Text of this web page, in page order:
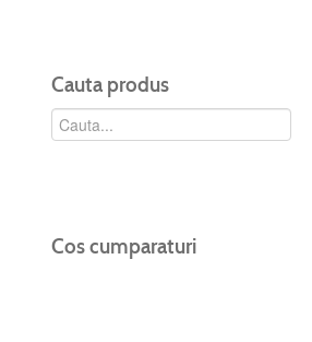
Cauta produs
Cos cumparaturi